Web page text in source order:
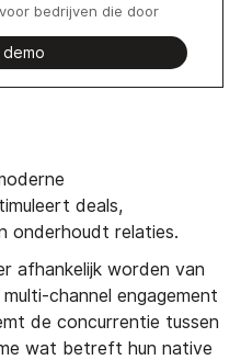
bedrijven die door
demo
deals,
onderhoudt relaties.
afhankelijk worden van
channel engagement
de concurrentie tussen
wat betreft hun native